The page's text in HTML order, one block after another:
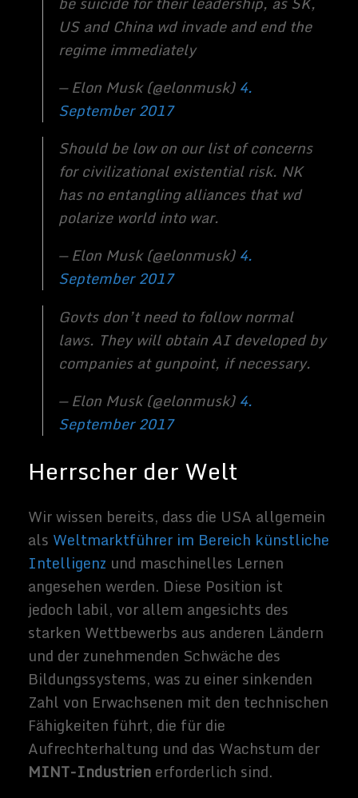
Nation in der KI-Entwicklung weiter
wachsen wird und wahrscheinlich das Ziel
von 2030 erreicht, ein globales Zentrum
für KI-Innovationen zu werden. Goldman
prognostiziert, dass Chinas KI-Industrien
bis dahin einen Gesamtproduktionswert
von 1 Billion Yuan (147,80 Milliarden
Auch Russland legt großen Wert auf die
KI-Entwicklung. Wie China und die USA
erforscht das Land auchdie militarisierte
in Form von schwärmenden Drohnen
und Langstreckenraketen. Am Freitag,
Land, das in der AI Entwicklung führt,“wird
der Herrscher der Welt sein“, aber fügte
hinzu, dass im Hinblick auf die AI
Dominanz von einer Nation, es „wäre stark
unerwünscht, wenn jemand gewinnt eine
monopolistische Position.
nicht das erste Mal , dass Musk hat
viel größeres Risiko des Krieges als
Nordkorea. Tatsächlich ist Musk nicht
allein in seiner Idee, dass AI den nächsten
von Chinas Alibaba, teilt diesen Glauben –
und Alibaba ist laut Goldman Sachs-
China.
Related Images:
Elon Musk startet Neuralink um
Gehirne mit Computer zu
verbinden Der Unternehmer Elon Musk hat
ein neues Unternehmen gegründet – ja,...
Sammy
Zimmerma
nns